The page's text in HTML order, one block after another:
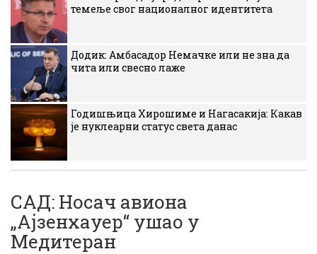
темеље свог националног идентитета
Додик: Амбасадор Немачке или не зна да
чита или свесно лаже
Годишњица Хирошиме и Нагасакија: Какав
је нуклеарни статус света данас
САД: Носач авиона
„Ајзенхауер“ ушао у
Медитеран